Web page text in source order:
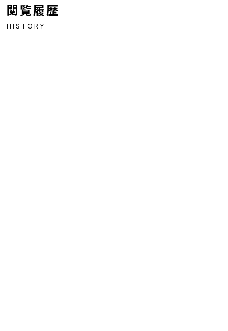
閲覧履歴
HISTORY